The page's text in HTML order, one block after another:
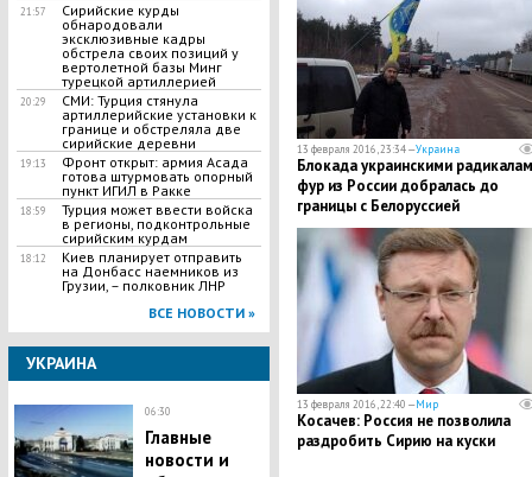
21:57
Сирийские курды
обнародовали
эксклюзивные кадры
обстрела своих позиций у
вертолетной базы Минг
турецкой артиллерией
20:29
СМИ: Турция стянула
артиллерийские установки к
границе и обстреляла две
сирийские деревни
19:13
Фронт открыт: армия Асада
готова штурмовать опорный
пункт ИГИЛ в Ракке
18:59
Турция может ввести войска
в регионы, подконтрольные
сирийским курдам
18:12
Киев планирует отправить
на Донбасс наемников из
Грузии, – полковник ЛНР
ВСЕ НОВОСТИ »
УКРАИНА
06:30
Главные
новости и
13 февраля 2016, 23:34 —Украина
Блокада украинскими
фур из России добралась до
границы с Белоруссией
13 февраля 2016, 22:40 —Мир
Косачев: Россия не позволила
раздробить Сирию на куски